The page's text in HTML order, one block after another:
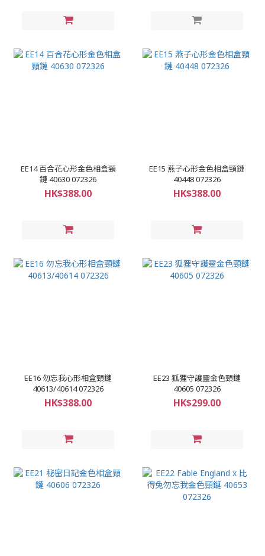
EE14 百合花心形金色相盒頸
鏈 40630 072326
HK$388.00
EE15 燕子心形金色相盒頸鏈
40448 072326
HK$388.00
EE16 勿忘我心形相盒頸鏈
40613/40614 072326
HK$388.00
EE23 狐狸守護靈金色頸鏈
40605 072326
HK$299.00